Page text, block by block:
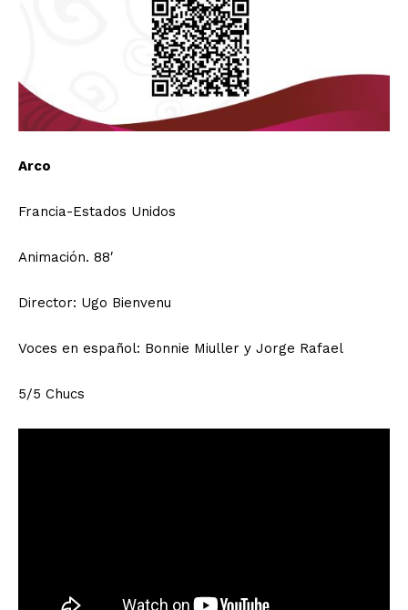
Arco
Francia-Estados Unidos
Animación. 88′
Director: Ugo Bienvenu
Voces en español: Bonnie Miuller y Jorge Rafael
5/5 Chucs